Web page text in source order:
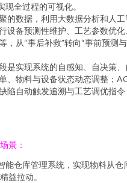
全过程的可视化。
的数据，利用大数据分析和人
设备预测性维护、工艺参数优化
，从“事后补救”转向“事前预测
是实现系统的自感知、自决策
、物料与设备状态动态调整；
陷自动触发追溯与工艺调优指令
景：
能仓库管理系统，实现物料从仓
益拉动。